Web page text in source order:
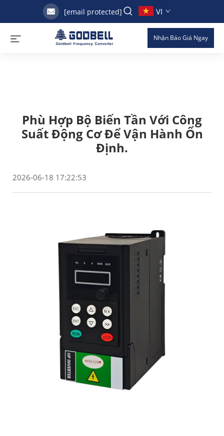
[email protected] VI
Nhận Báo Giá Ngay
Phù Hợp Bộ Biến Tần Với Công
Suất Động Cơ Để Vận Hành Ổn
Định.
2026-06-18 17:22:53